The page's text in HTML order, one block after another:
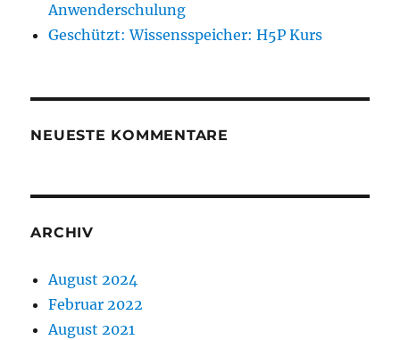
Anwenderschulung
Geschützt: Wissensspeicher: H5P Kurs
NEUESTE KOMMENTARE
ARCHIV
August 2024
Februar 2022
August 2021